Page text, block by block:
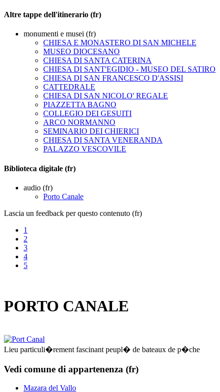
Altre tappe dell'itinerario (fr)
monumenti e musei (fr)
CHIESA E MONASTERO DI SAN MICHELE
MUSEO DIOCESANO
CHIESA DI SANTA CATERINA
CHIESA DI SANT'EGIDIO - MUSEO DEL SATIRO
CHIESA DI SAN FRANCESCO D'ASSISI
CATTEDRALE
CHIESA DI SAN NICOLO' REGALE
PIAZZETTA BAGNO
COLLEGIO DEI GESUITI
ARCO NORMANNO
SEMINARIO DEI CHIERICI
CHIESA DI SANTA VENERANDA
PALAZZO VESCOVILE
Biblioteca digitale (fr)
audio (fr)
Porto Canale
Lascia un feedback per questo contenuto (fr)
1
2
3
4
5
PORTO CANALE
Lieu particuli�rement fascinant peupl� de bateaux de p�che
Vedi comune di appartenenza (fr)
Mazara del Vallo